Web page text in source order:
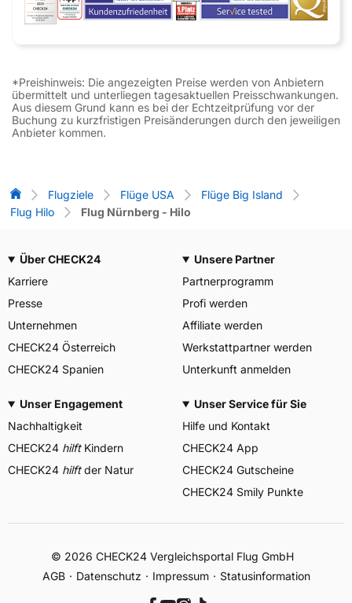
*Preishinweis: Die angezeigten Preise werden von Anbietern
übermittelt und unterliegen tagesaktuellen Preisschwankungen.
Aus diesem Grund kann es bei der Echtzeitprüfung vor der
Buchung zu kurzfristigen Preisänderungen durch den jeweiligen
Anbieter kommen.
Flug-Vergleich
Flugziele Flüge USA
Flüge Big Island
Flug Hilo
Flug Nürnberg - Hilo
Über CHECK24
Karriere
Presse
Unternehmen
CHECK24 Österreich
CHECK24 Spanien
Unsere Partner
Partnerprogramm
Profi werden
Affiliate werden
Werkstattpartner werden
Unterkunft anmelden
Unser Engagement
Nachhaltigkeit
CHECK24 hilftKindern
CHECK24 hilftder Natur
Unser Service für Sie
Hilfe und Kontakt
CHECK24 App
CHECK24 Gutscheine
CHECK24 Smily Punkte
© 2026 CHECK24 Vergleichsportal Flug GmbH
AGB
Datenschutz Impressum Statusinformation